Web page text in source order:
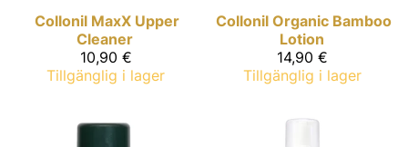
Collonil MaxX Upper
Cleaner
10,90 €
Tillgänglig i lager
Collonil Organic Bamboo
Lotion
14,90 €
Tillgänglig i lager